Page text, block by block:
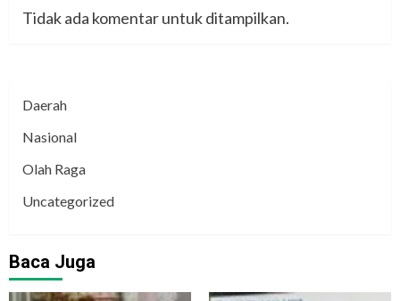
Tidak ada komentar untuk ditampilkan.
Daerah
Nasional
Olah Raga
Uncategorized
Baca Juga